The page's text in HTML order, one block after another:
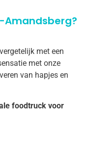
Amandsberg?
met een
met onze
van hapjes en
foodtruck voor